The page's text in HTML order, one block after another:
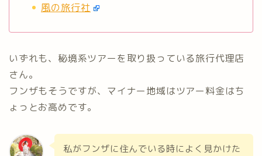
風の旅行社
いずれも、秘境系ツアーを取り扱っている旅行代理店
さん。
フンザもそうですが、マイナー地域はツアー料金はち
ょっとお高めです。
私がフンザに住んでいる時によく見かけた